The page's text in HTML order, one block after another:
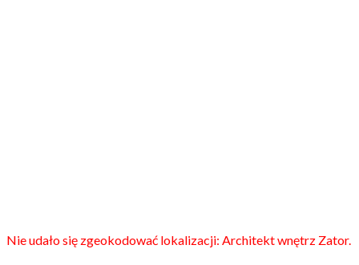
Nie udało się zgeokodować lokalizacji: Architekt wnętrz Zator.